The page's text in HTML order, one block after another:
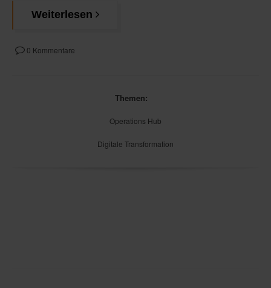
Weiterlesen
0 Kommentare
Themen:
Operations Hub
Digitale Transformation